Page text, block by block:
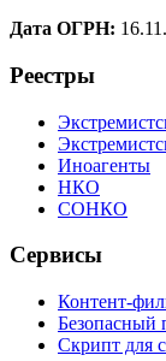
Дата ОГРН:
Реестры
Иноагенты
НКО
СОНКО
Сервисы
Контент-
Безопасный
Скрипт для